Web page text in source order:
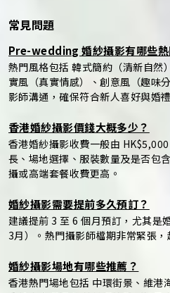
常見問題
Pre-wedding 婚紗攝影有哪些熱
熱門風格包括 韓式簡約（清新自然
實風（真實情感）、創意風（趣味
影師溝通，確保符合新人喜好與婚
香港婚紗攝影價錢大概多少？
香港婚紗攝影收費一般由
長、場地選擇、服裝數量及是否包
攝或高端套餐收費更高。
婚紗攝影需要提前多久預訂？
建議提前 3 至 6 個月預訂，尤其是
3月）。熱門攝影師檔期非常緊張，
婚紗攝影場地有哪些推薦？
香港熱門場地包括 中環街景、維港